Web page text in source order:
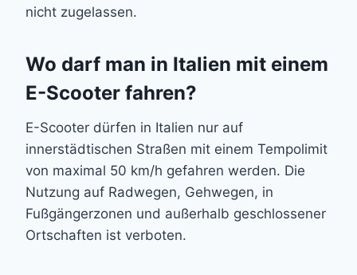
nicht zugelassen.
Wo darf man in Italien mit einem
E-Scooter fahren?
E-Scooter dürfen in Italien nur auf
innerstädtischen Straßen mit einem Tempolimit
von maximal 50 km/h gefahren werden. Die
Nutzung auf Radwegen, Gehwegen, in
Fußgängerzonen und außerhalb geschlossener
Ortschaften ist verboten.